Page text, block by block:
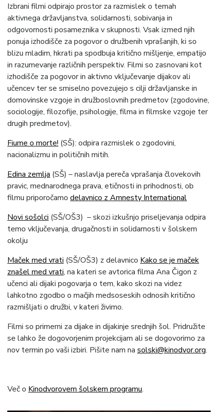
Izbrani filmi odpirajo prostor za razmislek o temah
aktivnega državljanstva, solidarnosti, sobivanja in
odgovornosti posameznika v skupnosti. Vsak izmed njih
ponuja izhodišče za pogovor o družbenih vprašanjih, ki so
blizu mladim, hkrati pa spodbuja kritično mišljenje, empatijo
in razumevanje različnih perspektiv. Filmi so zasnovani kot
izhodišče za pogovor in aktivno vključevanje dijakov ali
učencev ter se smiselno povezujejo s cilji državljanske in
domovinske vzgoje in družboslovnih predmetov (zgodovine,
sociologije, filozofije, psihologije, filma in filmske vzgoje ter
drugih predmetov).
Fiume o morte! (SŠ): odpira razmislek o zgodovini,
nacionalizmu in političnih mitih.
Edina zemlja (SŠ) – naslavlja pereča vprašanja človekovih
pravic, mednarodnega prava, etičnosti in prihodnosti, ob
filmu priporočamo delavnico z Amnesty International
Novi sošolci (SŠ/OŠ3) – skozi izkušnjo priseljevanja odpira
temo vključevanja, drugačnosti in solidarnosti v šolskem
okolju
Maček med vrati (SŠ/OŠ3) z delavnico Kako se je maček
znašel med vrati, na kateri se avtorica filma Ana Čigon z
učenci ali dijaki pogovarja o tem, kako skozi na videz
lahkotno zgodbo o mačjih medsoseskih odnosih kritično
razmišljati o družbi, v kateri živimo.
Filmi so primerni za dijake in dijakinje srednjih šol. Pridružite
se lahko že dogovorjenim projekcijam ali se dogovorimo za
nov termin po vaši izbiri. Pišite nam na solski@kinodvor.org.
Več o Kinodvorovem šolskem programu.